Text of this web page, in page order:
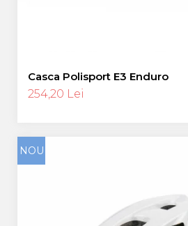
Casca Polisport E3 Enduro
254,20 Lei
NOU